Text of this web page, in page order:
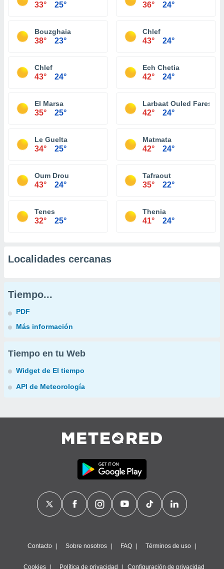
33° 25° 36° 24°
Bouzghaia
38° 23°
Chlef
43° 24°
Chlef
43° 24°
Ech Chetia
42° 24°
El Marsa
35° 25°
Larbaat Ouled Fares
42° 24°
Le Guelta
34° 25°
Matmata
42° 24°
Oum Drou
43° 24°
Tafraout
35° 22°
Tenes
32° 25°
Thenia
41° 24°
Localidades cercanas
Tiempo...
PDF
Más información
Tiempo en tu Web
Widget de El tiempo
API de Meteorología
Contacto Sobre nosotros FAQ Términos de uso
Cookies Política de privacidad Configuración de privacidad